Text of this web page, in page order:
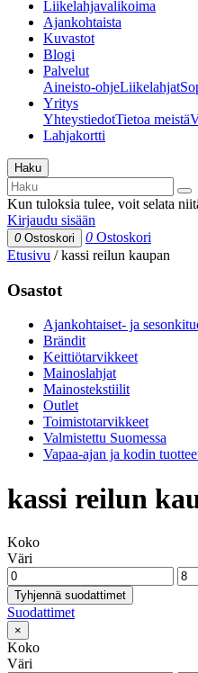
Liikelahjavalikoima
Ajankohtaista
Kuvastot
Blogi
Palvelut
Aineisto-ohjeLiikelahjat
Yritys
YhteystiedotTietoa meistä
Lahjakortti
Haku
Kun tuloksia tulee, voit selata
Kirjaudu sisään
0 Ostoskori 0 Ostoskori
Etusivu /kassi reilun kaupan
Osastot
Ajankohtaiset- ja
Brändit
Keittiötarvikkeet
Mainoslahjat
Mainostekstiilit
Outlet
Toimistotarvikkeet
Valmistettu Suomessa
Vapaa-ajan ja kodin
kassi reilun
Koko
Väri
Tyhjennä suodattimet
Suodattimet
×
Koko
Väri